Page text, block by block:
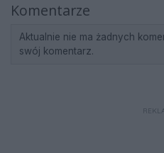
Komentarze
Aktualnie nie ma żadnych
swój komentarz.